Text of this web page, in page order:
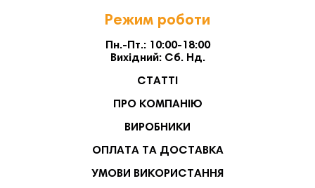
Режим роботи
Пн.-Пт.: 10:00-18:00
Вихідний: Сб. Нд.
СТАТТІ
ПРО КОМПАНІЮ
ВИРОБНИКИ
ОПЛАТА ТА ДОСТАВКА
УМОВИ ВИКОРИСТАННЯ